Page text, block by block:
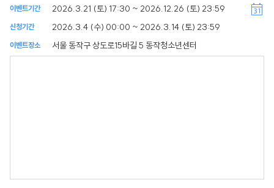
이벤트기간 2026.3.21 (토) 17:30 ~ 2026.12.26 (토) 23:59
신청기간 2026.3.4 (수) 00:00 ~ 2026.3.14 (토) 23:59
이벤트장소 서울 동작구 상도로15바길 5 동작청소년센터